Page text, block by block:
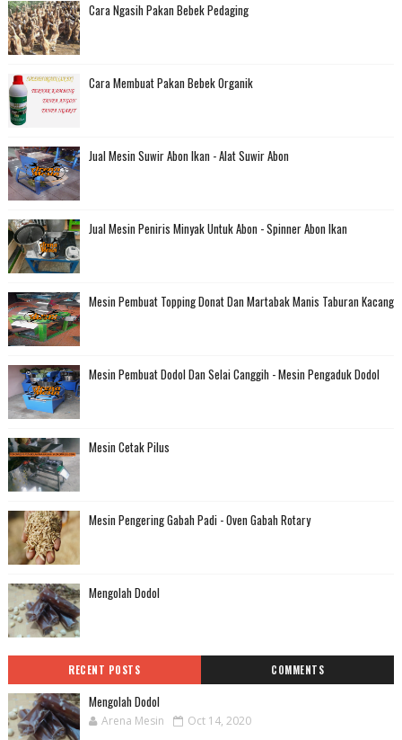
Cara Ngasih Pakan Bebek Pedaging
Cara Membuat Pakan Bebek Organik
Jual Mesin Suwir Abon Ikan - Alat Suwir Abon
Jual Mesin Peniris Minyak Untuk Abon - Spinner Abon Ikan
Mesin Pembuat Topping Donat Dan Martabak Manis Taburan Kacang
Mesin Pembuat Dodol Dan Selai Canggih - Mesin Pengaduk Dodol
Mesin Cetak Pilus
Mesin Pengering Gabah Padi - Oven Gabah Rotary
Mengolah Dodol
RECENT POSTS COMMENTS
Mengolah Dodol
Arena Mesin Oct 14, 2020